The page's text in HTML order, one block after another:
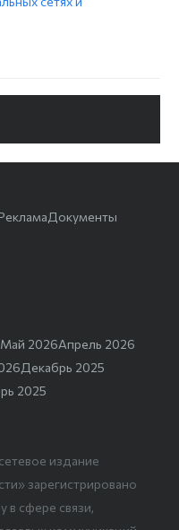
Документы
Май 2026Апрель 2026
Декабрь 2025
2025
издание
зарегистрировано
сфере связи,